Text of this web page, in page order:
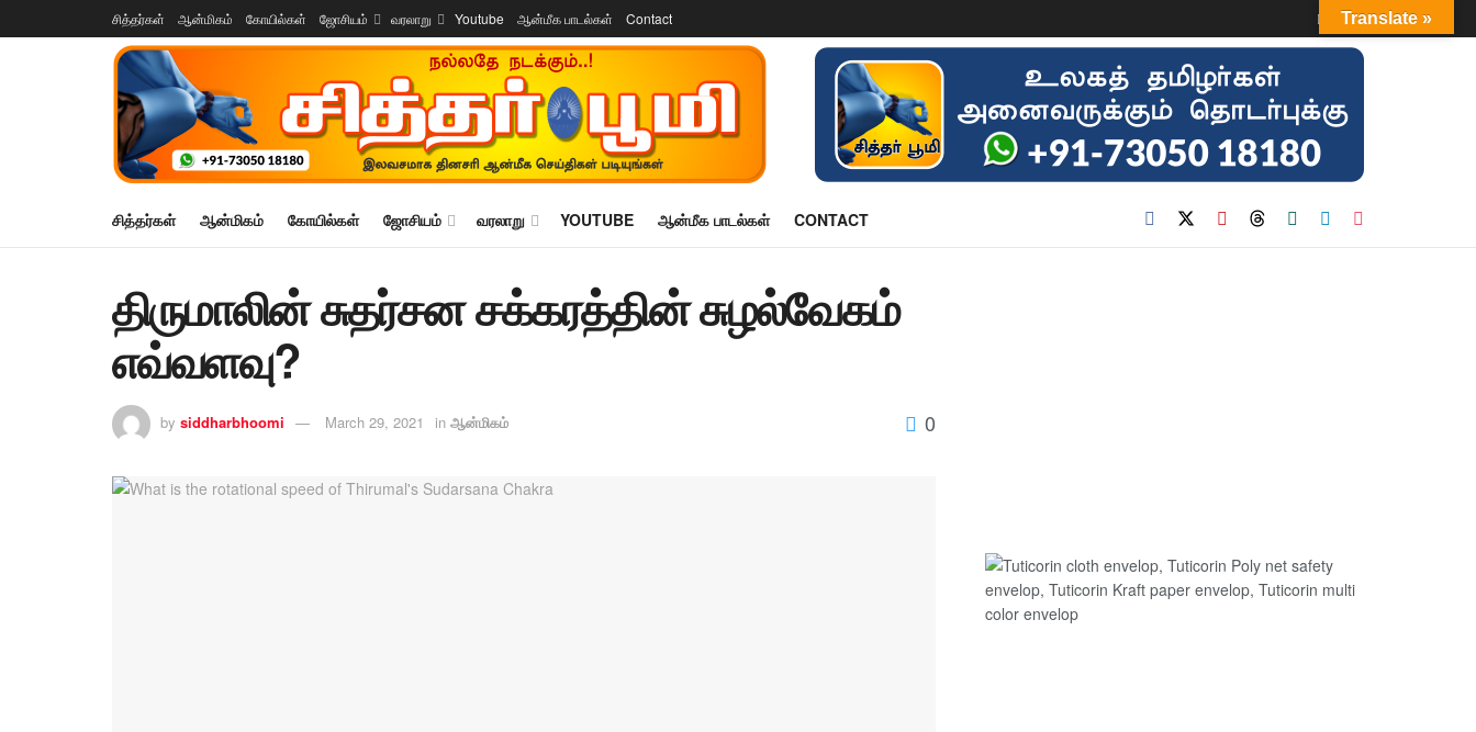
சித்தர்கள் ஆன்மிகம் கோயில்கள் ஜோசியம் வரலாறு Youtube ஆன்மீக பாடல்கள் Contact Login
சித்தர்கள் ஆன்மிகம் கோயில்கள் ஜோசியம் வரலாறு YOUTUBE ஆன்மீக பாடல்கள் CONTACT
திருமாலின் சுதர்சன சக்கரத்தின் சுழல்வேகம்
எவ்வளவு?
by siddharbhoomi March 29, 2021 in ஆன்மிகம் 0
Translate »